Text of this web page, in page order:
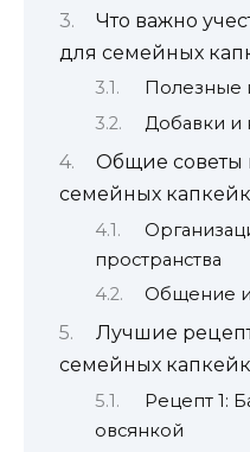
Что важно
для семейных
Полезные
Добавки и
Общие советы
семейных
пространства
Общение
Лучшие
семейных
Рецепт 1:
овсянкой